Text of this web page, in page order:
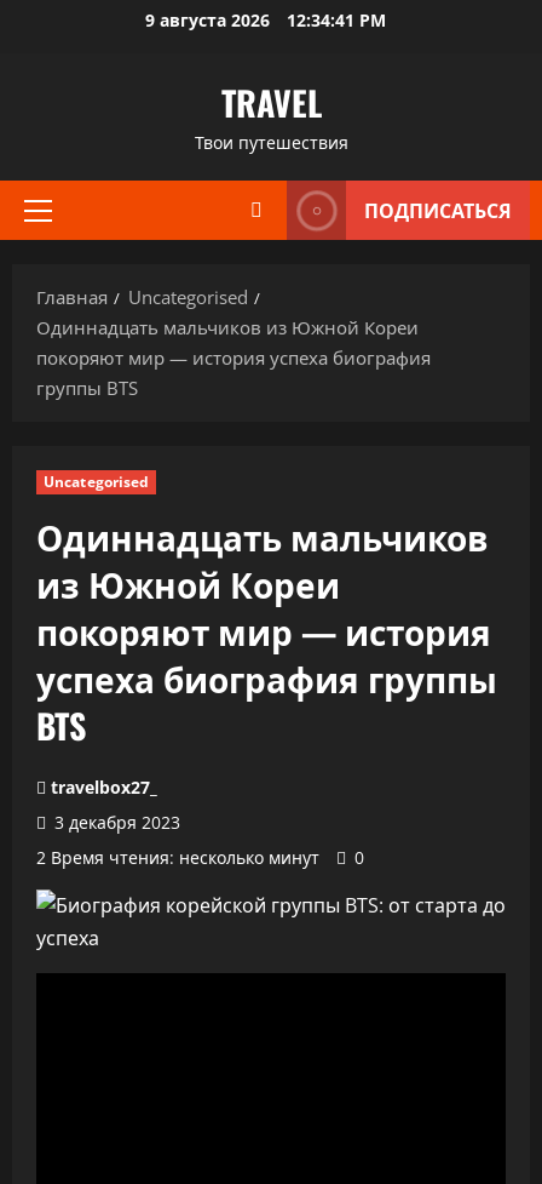
9 августа 2026 12:34:42 PM
TRAVEL
Твои путешествия
Основное
ПОДПИСАТЬСЯ
Главная
Uncategorised
Одиннадцать мальчиков из Южной Кореи
покоряют мир — история успеха биография
группы BTS
Uncategorised
Одиннадцать мальчиков
из Южной Кореи
покоряют мир — история
успеха биография группы
BTS
travelbox27_
3 декабря 2023
2 Время чтения: несколько минут
0